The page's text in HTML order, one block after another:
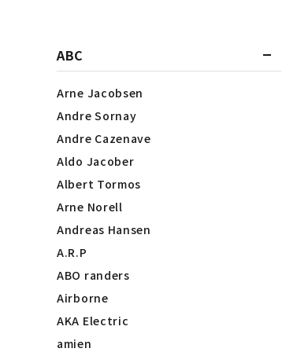
ABC
Arne Jacobsen
Andre Sornay
Andre Cazenave
Aldo Jacober
Albert Tormos
Arne Norell
Andreas Hansen
A.R.P
ABO randers
Airborne
AKA Electric
amien